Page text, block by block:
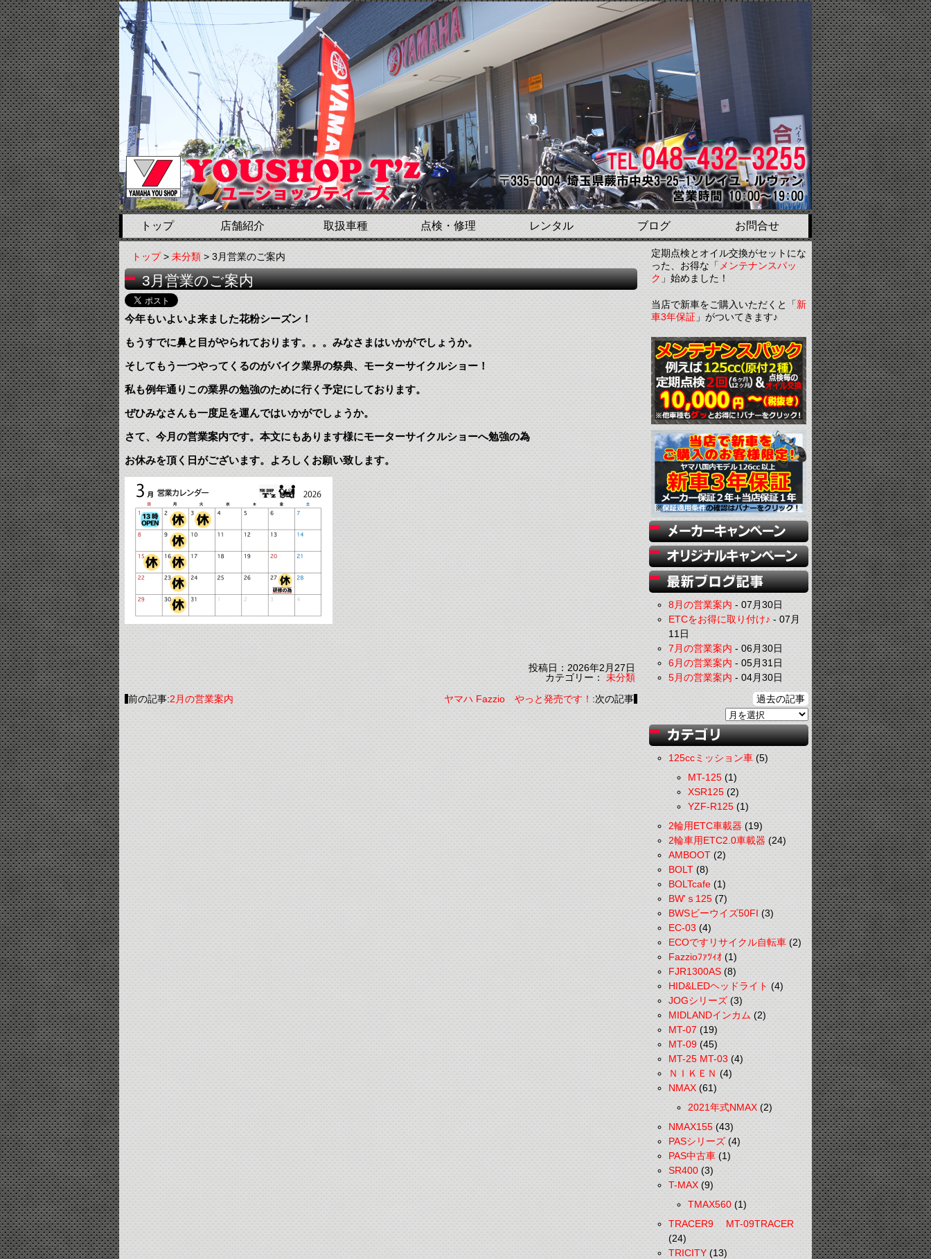
トップ 店舗紹介 取扱車種 点検・修理 レンタル ブログ お問合せ
トップ>未分類> 3月営業のご案内
3月営業のご案内
今年もいよいよ来ました花粉シーズン！
もうすでに鼻と目がやられております。。。みなさまはいかがでしょうか。
そしてもう一つやってくるのがバイク業界の祭典、モーターサイクルショー！
私も例年通りこの業界の勉強のために行く予定にしております。
ぜひみなさんも一度足を運んではいかがでしょうか。
さて、今月の営業案内です。本文にもあります様にモーターサイクルショーへ勉強の為
お休みを頂く日がございます。よろしくお願い致します。
投稿日：2026年2月27日
カテゴリー：未分類
前の記事:2月の営業案内 ヤマハ Fazzio やっと発売です！:次の記事
定期点検とオイル交換がセットにな
った、お得な「 メンテナンスパッ
ク」始めました！
当店で新車をご購入いただくと「新
車3年保証」がついてきます♪
8月の営業案内-07月30日
ETCをお得に取り付け♪-07月
11日
7月の営業案内-06月30日
6月の営業案内-05月31日
5月の営業案内-04月30日
過去の記事
125ccミッション車(5)
MT-125(1)
XSR125(2)
YZF-R125(1)
2輪用ETC車載器(19)
2輪車用ETC2.0車載器(24)
AMBOOT(2)
BOLT(8)
BOLTcafe(1)
BW'ｓ125(7)
BWSビーウイズ50FI(3)
EC-03(4)
ECOですリサイクル自転車(2)
Fazzioﾌｧﾂｨｵ(1)
FJR1300AS(8)
HID&LEDヘッドライト(4)
JOGシリーズ(3)
MIDLANDインカム(2)
MT-07(19)
MT-09 (45)
MT-25 MT-03(4)
ＮＩＫＥＮ(4)
NMAX(61)
2021年式NMAX(2)
NMAX155(43)
PASシリーズ(4)
PAS中古車(1)
SR400(3)
T-MAX(9)
TMAX560(1)
TRACER9 MT-09TRACER
(24)
TRICITY(13)